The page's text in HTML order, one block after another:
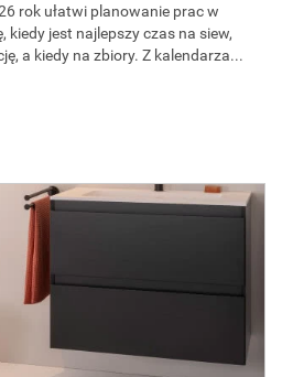
rok ułatwi planowanie prac w
kiedy jest najlepszy czas na siew,
a kiedy na zbiory. Z kalendarza...